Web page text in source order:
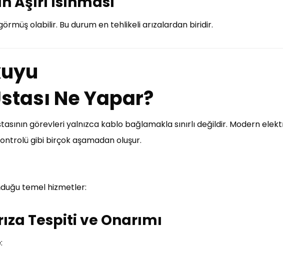
olabilir. Bu durum en tehlikeli arızalardan biridir.
Ne Yapar?
görevleri yalnızca kablo bağlamakla sınırlı değildir. Modern
gibi birçok aşamadan oluşur.
temel hizmetler:
Tespiti ve Onarımı